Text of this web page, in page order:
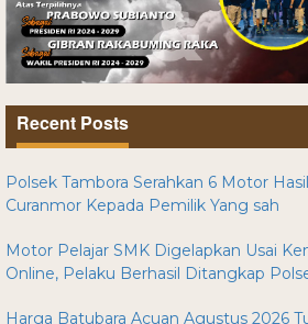
Recent Posts
Polsek Tambora Serahkan 6 Motor
Curanmor Kepada Pemilik Yang sah
Motor Pelajar SMK Digelapkan Usai
Online, Pelaku Berhasil Ditangkap
Harga Batubara Acuan Agustus 2026